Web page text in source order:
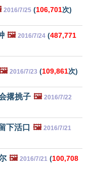
2016/7/25 (106,701次)
🖼️ 2016/7/24 (487,771
2016/7/23 (109,861次)
撂挑子 🖼️ 2016/7/22
下活口 🖼️ 2016/7/21
🖼️ 2016/7/21 (100,708